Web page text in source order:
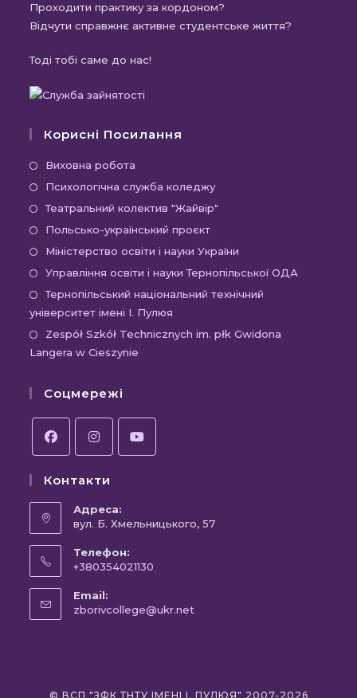
Проходити практику за кордоном?
Відчути справжнє активне студентське життя?
Тоді тобі саме до нас!
Корисні Посилання
Виховна робота
Психологічна служба коледжу
Театральний колектив "Жайвір"
Польсько-український проєкт
Міністерство освіти і науки України
Управління освіти і науки Тернопільської ОДА
Тернопільський національний технічний
університет імені І. Пулюя
Zespół Szkół Technicznych im. płk Gwidona
Langera w Cieszynie
Соцмережі
Контакти
Адреса:
вул. Б. Хмельницького, 57
Телефон:
+380354021130
Email:
zborivcollege@ukr.net
© ВСП "ЗФК ТНТУ ІМЕНІ І. ПУЛЮЯ" 2007-2026